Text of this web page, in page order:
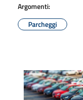
Argomenti:
Parcheggi